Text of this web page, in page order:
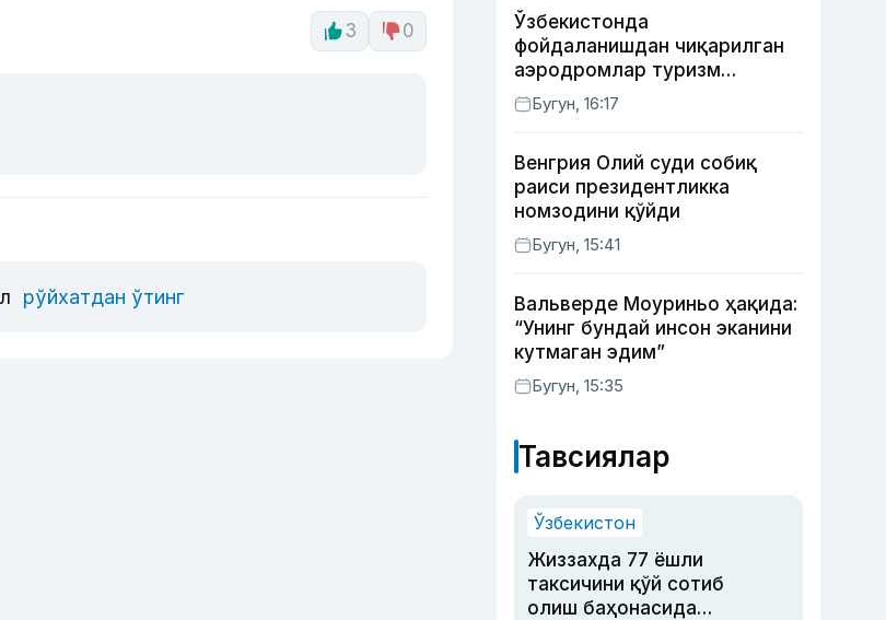
3 0
рўйхатдан ўтинг
Ўзбекистонда
фойдаланишдан чиқарилган
аэродромлар туризм
мақсадида ижарага
берилиши мумкин
Бугун, 16:17
Венгрия Олий суди собиқ
раиси президентликка
номзодини қўйди
Бугун, 15:41
Вальверде Моуриньо ҳақида:
“Унинг бундай инсон эканини
кутмаган эдим”
Бугун, 15:35
Тавсиялар
Ўзбекистон
Жиззахда 77 ёшли
таксичини қўй сотиб
олиш баҳонасида